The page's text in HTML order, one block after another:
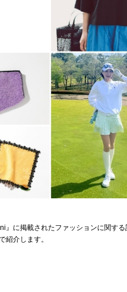
に掲載されたファッションに関す
紹介します。